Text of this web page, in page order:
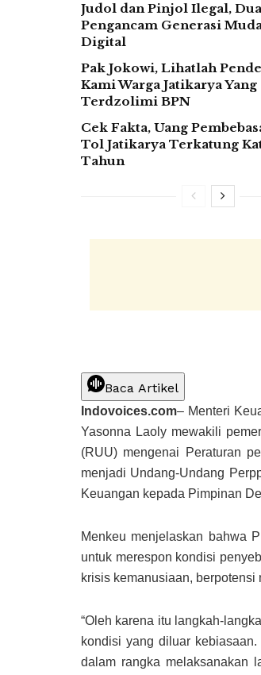
Judol dan Pinjol Ilegal,
Pengancam Generasi
Digital
Pak Jokowi, Lihatlah
Kami Warga Jatikarya Yang
Terdzolimi BPN
Cek Fakta, Uang
Tol Jatikarya Terkatung
Tahun
Baca Artikel
Indovoices.com– Menteri
Yasonna Laoly mewakili
(RUU) mengenai Peraturan
menjadi Undang-Undang
Keuangan kepada Pimpinan
Menkeu menjelaskan bahwa
untuk merespon kondisi
krisis kemanusiaan,
“Oleh karena itu langkah-
kondisi yang diluar
dalam rangka melaksanakan